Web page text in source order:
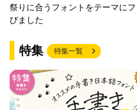
祭りに合うフォントをテーマに
びました
特集 特集一覧